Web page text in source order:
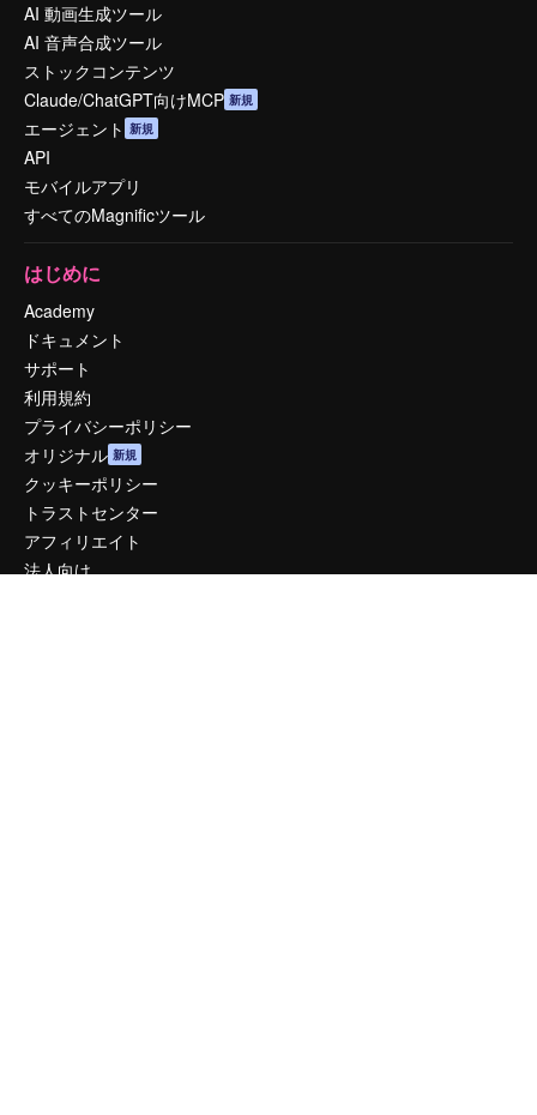
AI 動画生成ツール
AI 音声合成ツール
ストックコンテンツ
Claude/ChatGPT向けMCP 新規
エージェント 新規
API
モバイルアプリ
すべてのMagnificツール
はじめに
Academy
ドキュメント
サポート
利用規約
プライバシーポリシー
オリジナル 新規
クッキーポリシー
トラストセンター
アフィリエイト
法人向け